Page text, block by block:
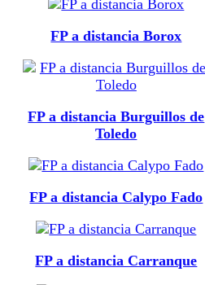
FP a distancia Borox
FP a distancia Burguillos de
Toledo
FP a distancia Calypo Fado
FP a distancia Carranque